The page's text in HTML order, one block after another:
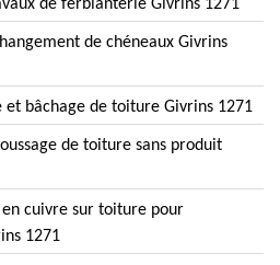
de ferblanterie Givrins 1271
de chéneaux Givrins
et bâchage de toiture Givrins 1271
de toiture sans produit
cuivre sur toiture pour
1271